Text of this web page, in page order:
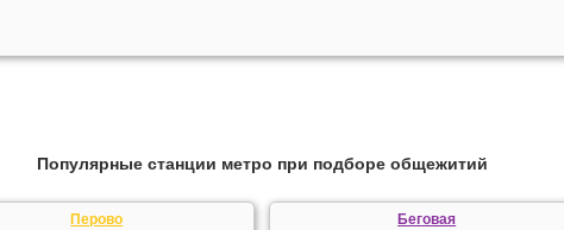
Популярные станции метро при подборе общежитий
Перово Беговая